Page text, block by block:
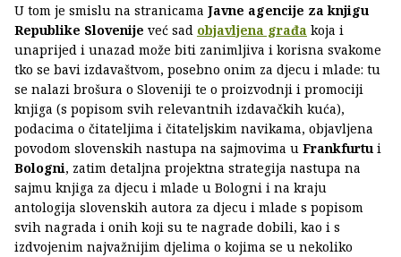
U tom je smislu na stranicama Javne agencije za knjigu
Republike Slovenije već sad objavljena građa koja i
unaprijed i unazad može biti zanimljiva i korisna svakome
tko se bavi izdavaštvom, posebno onim za djecu i mlade: tu
se nalazi brošura o Sloveniji te o proizvodnji i promociji
knjiga (s popisom svih relevantnih izdavačkih kuća),
podacima o čitateljima i čitateljskim navikama, objavljena
povodom slovenskih nastupa na sajmovima u Frankfurtu i
Bologni, zatim detaljna projektna strategija nastupa na
sajmu knjiga za djecu i mlade u Bologni i na kraju
antologija slovenskih autora za djecu i mlade s popisom
svih nagrada i onih koji su te nagrade dobili, kao i s
izdvojenim najvažnijim djelima o kojima se u nekoliko